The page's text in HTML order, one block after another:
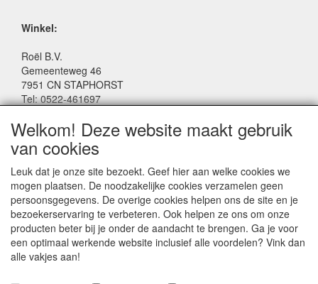
Winkel:
Roël B.V.
Gemeenteweg 46
7951 CN STAPHORST
Tel: 0522-461697
Facebook: www.facebook.com/roelspeelgoed
Openingstijden Winkel:
Maandag t/m Vrijdag: 9:00 - 17:30
Zaterdag: 9:00 - 17:00
Donderdagavond koopavond: 19:00 - 21:00
SERVICE
Welkom! Deze website maakt gebruik
van cookies
Leuk dat je onze site bezoekt. Geef hier aan welke cookies we
mogen plaatsen. De noodzakelijke cookies verzamelen geen
persoonsgegevens. De overige cookies helpen ons de site en je
bezoekerservaring te verbeteren. Ook helpen ze ons om onze
producten beter bij je onder de aandacht te brengen. Ga je voor
een optimaal werkende website inclusief alle voordelen? Vink dan
alle vakjes aan!